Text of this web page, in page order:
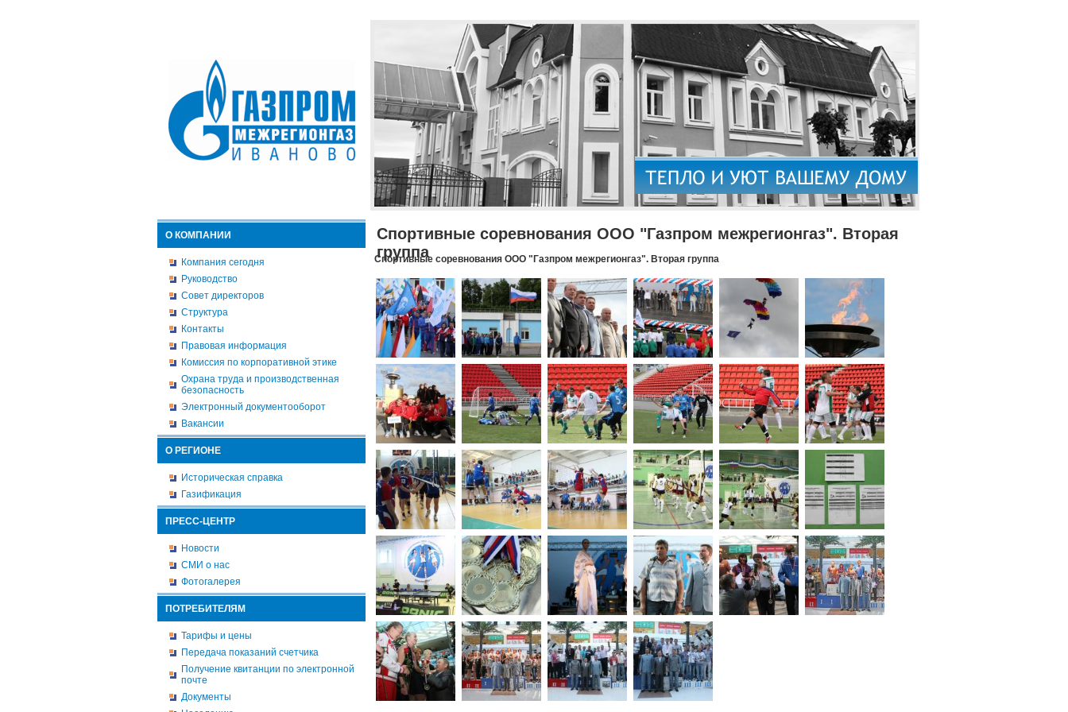
О КОМПАНИИ
Компания сегодня
Руководство
Совет директоров
Структура
Контакты
Правовая информация
Комиссия по корпоративной этике
Охрана труда и производственная
безопасность
Электронный документооборот
Вакансии
О РЕГИОНЕ
Историческая справка
Газификация
ПРЕСС-ЦЕНТР
Новости
СМИ о нас
Фотогалерея
ПОТРЕБИТЕЛЯМ
Тарифы и цены
Передача показаний счетчика
Получение квитанции по электронной
почте
Документы
Спортивные соревнования ООО "Газпром межрегионгаз". Вторая
группа
Спортивные соревнования ООО "Газпром межрегионгаз". Вторая группа